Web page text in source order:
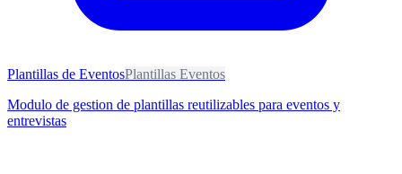
Plantillas de EventosPlantillas Eventos
Modulo de gestion de plantillas reutilizables para eventos y
entrevistas